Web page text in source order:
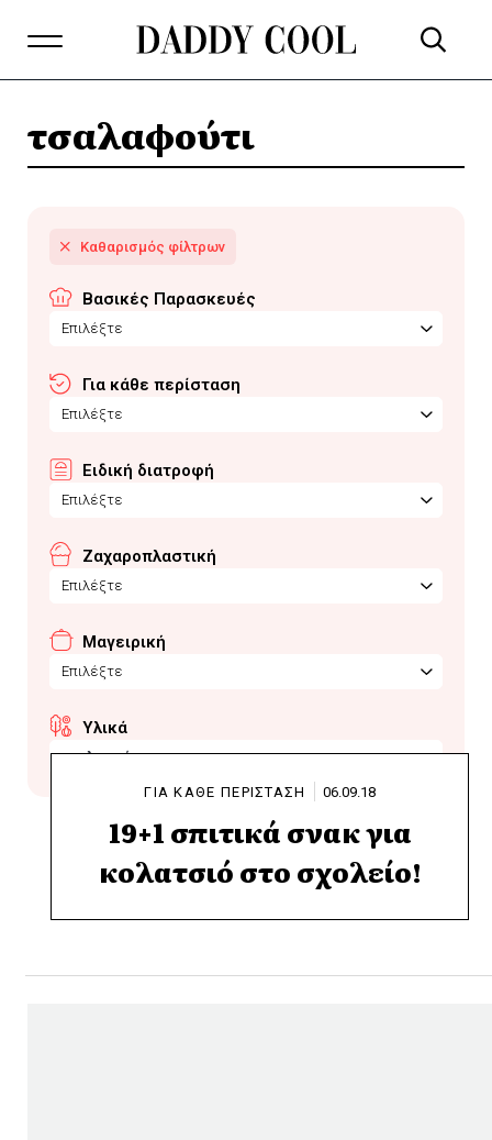
τσαλαφούτι
Βασικές Παρασκευές
Επιλέξτε
Για κάθε περίσταση
Επιλέξτε
Ειδική διατροφή
Επιλέξτε
Ζαχαροπλαστική
Επιλέξτε
Μαγειρική
Επιλέξτε
Υλικά
τσαλαφούτι
ΓΙΑ ΚΑΘΕ ΠΕΡΙΣΤΑΣΗ 06.09.18
19+1 σπιτικά σνακ για
κολατσιό στο σχολείο!